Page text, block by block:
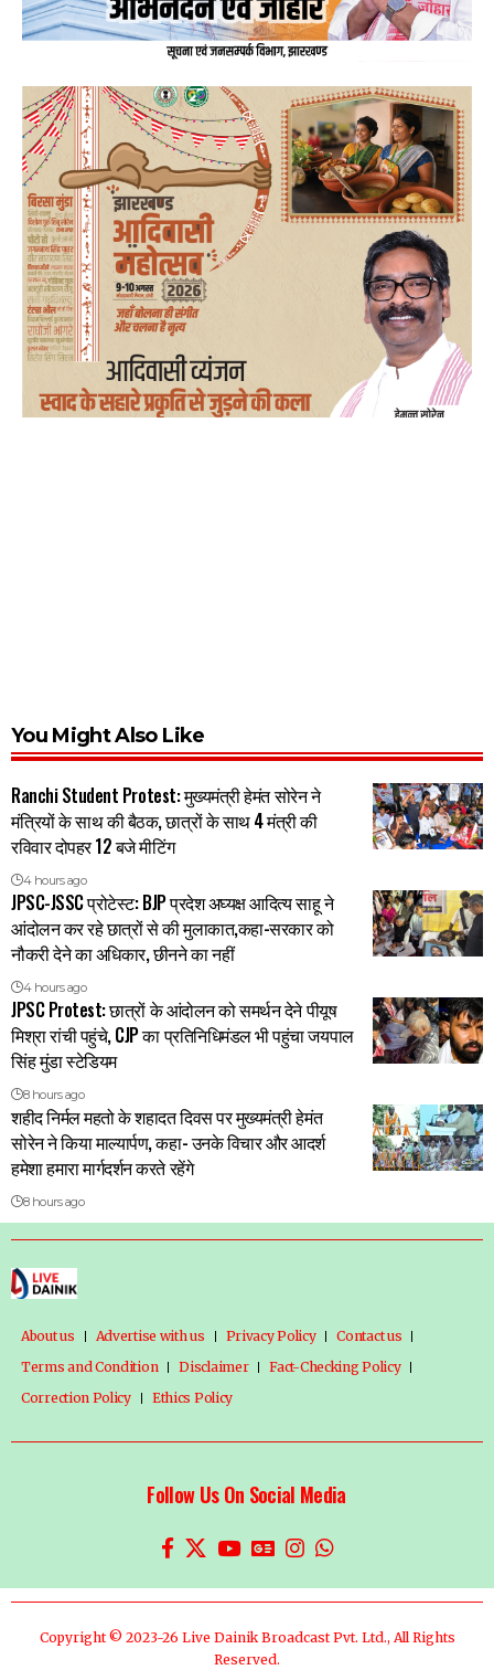
You Might Also Like
Ranchi Student Protest: मुख्यमंत्री हेमंत सोरेन ने
मंत्रियों के साथ की बैठक, छात्रों के साथ 4 मंत्री की
रविवार दोपहर 12 बजे मीटिंग
4 hours ago
JPSC-JSSC प्रोटेस्ट: BJP प्रदेश अघ्यक्ष आदित्य साहू ने
आंदोलन कर रहे छात्रों से की मुलाकात,कहा-सरकार को
नौकरी देने का अधिकार, छीनने का नहीं
4 hours ago
JPSC Protest: छात्रों के आंदोलन को समर्थन देने पीयूष
मिश्रा रांची पहुंचे, CJP का प्रतिनिधिमंडल भी पहुंचा जयपाल
सिंह मुंडा स्टेडियम
8 hours ago
शहीद निर्मल महतो के शहादत दिवस पर मुख्यमंत्री हेमंत
सोरेन ने किया माल्यार्पण, कहा- उनके विचार और आदर्श
हमेशा हमारा मार्गदर्शन करते रहेंगे
8 hours ago
About us Advertise with us Privacy Policy
Contact us
Terms and Condition
Disclaimer
Fact-Checking Policy
Correction Policy
Ethics Policy
Follow Us On Social Media
Copyright © 2023-26 Live Dainik Broadcast Pvt. Ltd., All Rights
Reserved.